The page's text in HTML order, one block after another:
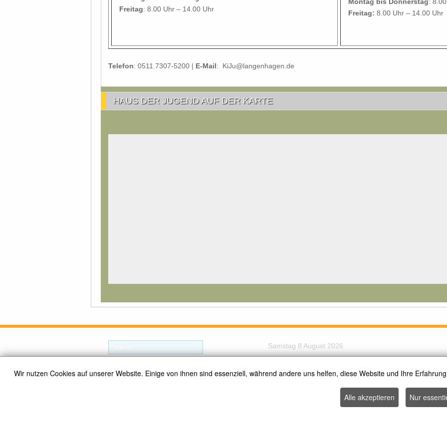
Freitag: 8.00 Uhr – 14.00 Uhr
Freitag: 8.00 Uhr – 14.00 Uhr
Telefon: 0511.7307-5200 | E-Mail: KiJu@langenhagen.de
HAUS DER JUGEND AUF DER KARTE
Samstag 8 August 2026
Text Size
(c) Abteilung Kinder, Jugend, Schule und Kultur
Wir nutzen Cookies auf unserer Website. Einige von ihnen sind essenziell, während andere uns helfen, diese Website und Ihre
Alle akzeptieren Nur